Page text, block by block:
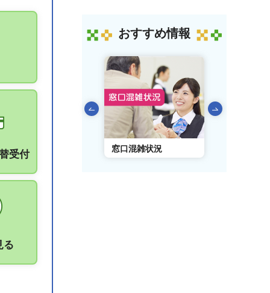
受付
る
おすすめ情報
前のスライドを表示
AIチャットボット 窓口混雑状況